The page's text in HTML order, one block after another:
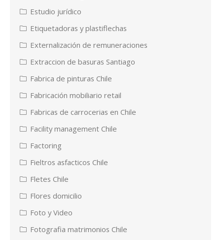
Estudio jurídico
Etiquetadoras y plastiflechas
Externalización de remuneraciones
Extraccion de basuras Santiago
Fabrica de pinturas Chile
Fabricación mobiliario retail
Fabricas de carrocerias en Chile
Facility management Chile
Factoring
Fieltros asfacticos Chile
Fletes Chile
Flores domicilio
Foto y Video
Fotografia matrimonios Chile